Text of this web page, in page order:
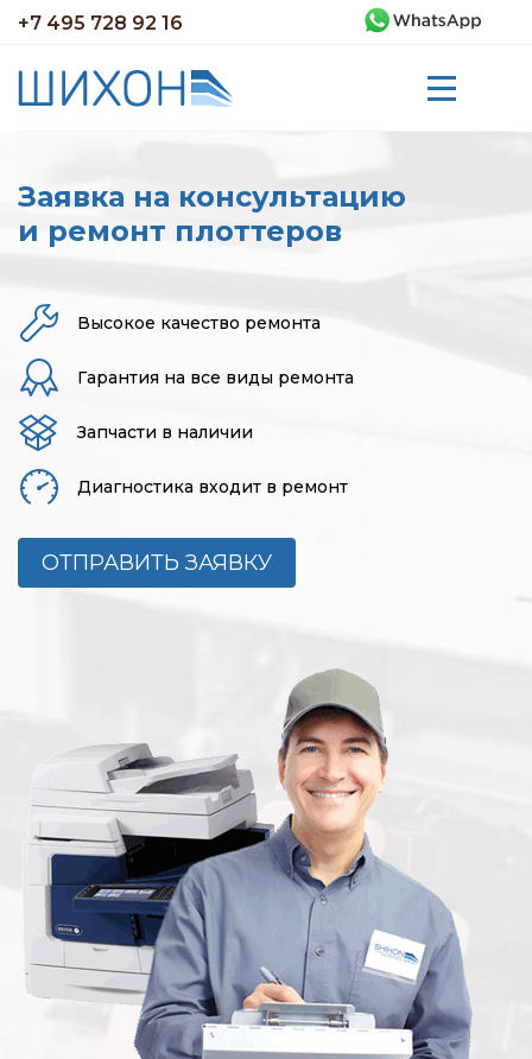
+7 495 728 92 16
Заявка на консультацию
и ремонт плоттеров
Высокое качество ремонта
Гарантия на все виды ремонта
Запчасти в наличии
Диагностика входит в ремонт
ОТПРАВИТЬ ЗАЯВКУ